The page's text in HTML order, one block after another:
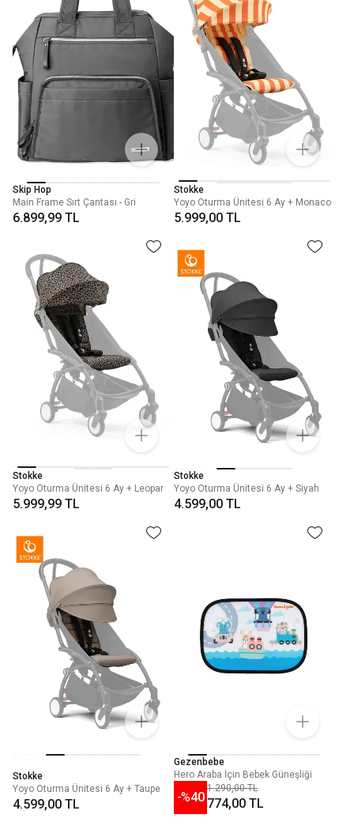
Skip Hop
Main Frame Sırt Çantası - Gri
6.899,99 TL
Stokke
Yoyo Oturma Ünitesi 6 Ay + Monaco
5.999,00 TL
Stokke
Yoyo Oturma Ünitesi 6 Ay + Leopar
5.999,99 TL
Stokke
Yoyo Oturma Ünitesi 6 Ay + Siyah
4.599,00 TL
Stokke
Yoyo Oturma Ünitesi 6 Ay + Taupe
4.599,00 TL
Gezenbebe
Hero Araba İçin Bebek Güneşliği
-%40
1.290,00 TL
774,00 TL